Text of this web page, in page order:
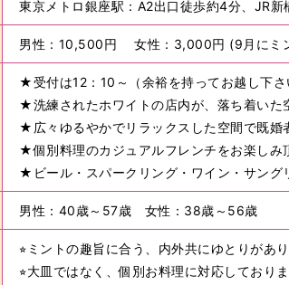
東京メトロ銀座駅：A2出口徒歩約4分、JR
男性：10,500円 女性：3,000円 (9月にミ
★受付は12：10～（余裕を持ってお越し下さ
★洗練されたホワイトの店内が、落ち着いた
★広々ゆるやかでリラックスした空間で既婚
★個別料理のカジュアルフレンチをお楽しみ
★ビール・スパークリング・ワイン・サング
男性：40歳～57歳 女性：38歳～56歳
⭐︎ミントの趣旨に合う、内外共にゆとりがあ
⭐︎大皿ではなく、個別お料理に対応しており